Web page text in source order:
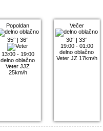
Popoldan
35° |36°
13:00 - 19:00
delno oblačno
Veter JJZ
25km/h
Večer
30° |33°
19:00 - 01:00
delno oblačno
Veter JZ 17km/h